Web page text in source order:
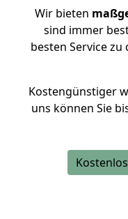
Wir bieten
sind immer
besten Service zu
Kostengünstiger
uns können Sie